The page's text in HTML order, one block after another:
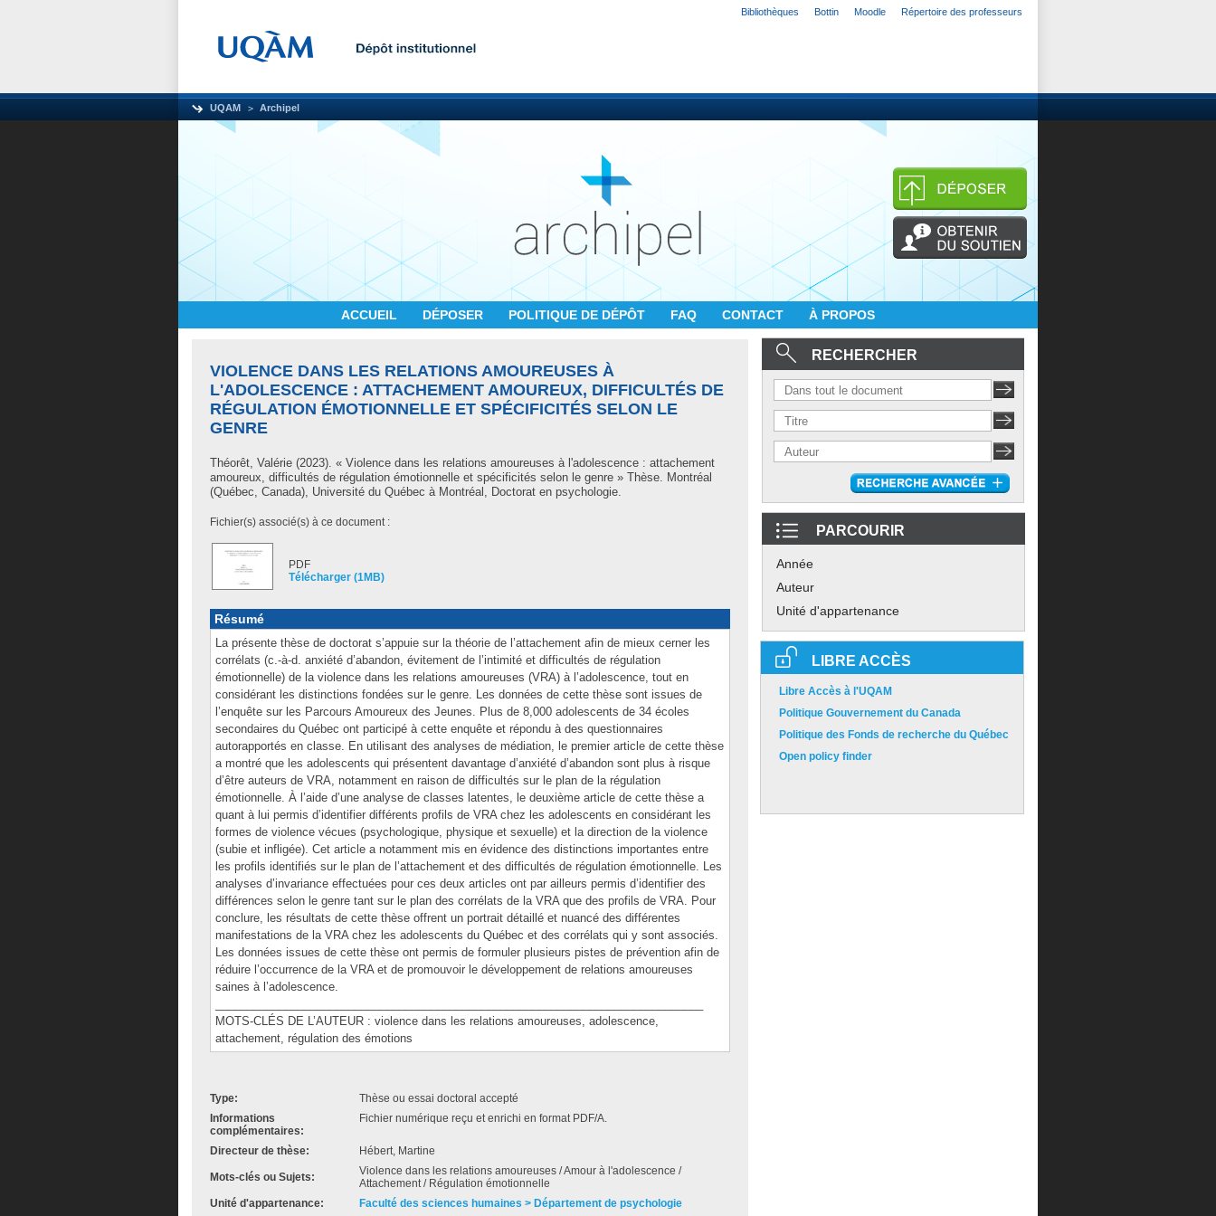
Bibliothèques Bottin Moodle Répertoire des professeurs
UQAM Archipel
ACCUEIL DÉPOSER POLITIQUE DE DÉPÔT FAQ CONTACT À PROPOS
VIOLENCE DANS LES RELATIONS AMOUREUSES À
L'ADOLESCENCE : ATTACHEMENT AMOUREUX, DIFFICULTÉS DE
RÉGULATION ÉMOTIONNELLE ET SPÉCIFICITÉS SELON LE
GENRE
Théorêt, Valérie (2023). « Violence dans les relations amoureuses à l'adolescence : attachement
amoureux, difficultés de régulation émotionnelle et spécificités selon le genre » Thèse. Montréal
(Québec, Canada), Université du Québec à Montréal, Doctorat en psychologie.
Fichier(s) associé(s) à ce document :
PDF
Télécharger (1MB)
Résumé
La présente thèse de doctorat s’appuie sur la théorie de l’attachement afin de mieux cerner les
corrélats (c.-à-d. anxiété d’abandon, évitement de l’intimité et difficultés de régulation
émotionnelle) de la violence dans les relations amoureuses (VRA) à l’adolescence, tout en
considérant les distinctions fondées sur le genre. Les données de cette thèse sont issues de
l’enquête sur les Parcours Amoureux des Jeunes. Plus de 8,000 adolescents de 34 écoles
secondaires du Québec ont participé à cette enquête et répondu à des questionnaires
autorapportés en classe. En utilisant des analyses de médiation, le premier article de cette thèse
a montré que les adolescents qui présentent davantage d’anxiété d’abandon sont plus à risque
d’être auteurs de VRA, notamment en raison de difficultés sur le plan de la régulation
émotionnelle. À l’aide d’une analyse de classes latentes, le deuxième article de cette thèse a
quant à lui permis d’identifier différents profils de VRA chez les adolescents en considérant les
formes de violence vécues (psychologique, physique et sexuelle) et la direction de la violence
(subie et infligée). Cet article a notamment mis en évidence des distinctions importantes entre
les profils identifiés sur le plan de l’attachement et des difficultés de régulation émotionnelle. Les
analyses d’invariance effectuées pour ces deux articles ont par ailleurs permis d’identifier des
différences selon le genre tant sur le plan des corrélats de la VRA que des profils de VRA. Pour
conclure, les résultats de cette thèse offrent un portrait détaillé et nuancé des différentes
manifestations de la VRA chez les adolescents du Québec et des corrélats qui y sont associés.
Les données issues de cette thèse ont permis de formuler plusieurs pistes de prévention afin de
réduire l’occurrence de la VRA et de promouvoir le développement de relations amoureuses
saines à l’adolescence.
MOTS-CLÉS DE L’AUTEUR : violence dans les relations amoureuses, adolescence,
attachement, régulation des émotions
Type:
Thèse ou essai doctoral accepté
Informations
complémentaires:
Fichier numérique reçu et enrichi en format PDF/A.
Directeur de thèse: Hébert, Martine
Mots-clés ou Sujets:
Violence dans les relations amoureuses / Amour à l'adolescence /
Attachement / Régulation émotionnelle
Unité d'appartenance:
Faculté des sciences humaines > Département de psychologie
RECHERCHER
PARCOURIR
Année
Auteur
Unité d'appartenance
LIBRE ACCÈS
Libre Accès à l'UQAM
Politique Gouvernement du Canada
Politique des Fonds de recherche du Québec
Open policy finder